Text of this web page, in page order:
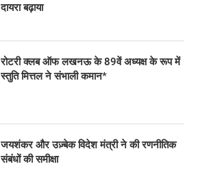
दायरा बढ़ाया
रोटरी क्लब ऑफ लखनऊ के 89वें अध्यक्ष के रूप में
स्तुति मित्तल ने संभाली कमान*
जयशंकर और उज़्बेक विदेश मंत्री ने की रणनीतिक
संबंधों की समीक्षा